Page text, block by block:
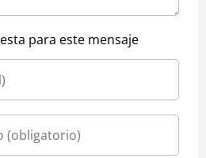
para este mensaje